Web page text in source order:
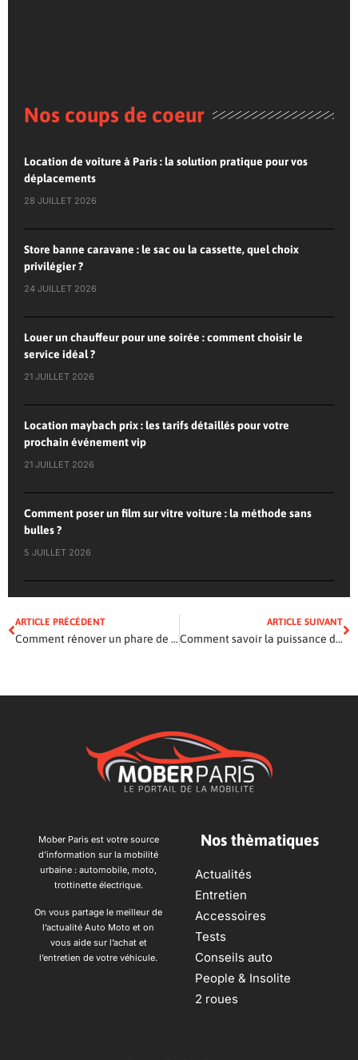
Nos coups de coeur
Location de voiture à Paris : la solution pratique pour vos
déplacements
28 JUILLET 2026
Store banne caravane : le sac ou la cassette, quel choix
privilégier ?
24 JUILLET 2026
Louer un chauffeur pour une soirée : comment choisir le
service idéal ?
21 JUILLET 2026
Location maybach prix : les tarifs détaillés pour votre
prochain événement vip
21 JUILLET 2026
Comment poser un film sur vitre voiture : la méthode sans
bulles ?
5 JUILLET 2026
ARTICLE PRÉCÉDENT
Comment rénover un phare de voiture : la solution pour faire des économies ?
ARTICLE SUIVANT
Comment savoir la puissance de ma voiture : les méthodes fiables ?
Mober Paris est votre source
d’information sur la mobilité
urbaine : automobile, moto,
trottinette électrique.
On vous partage le meilleur de
l’actualité Auto Moto et on
vous aide sur l’achat et
l’entretien de votre véhicule.
Nos thèmatiques
Actualités
Entretien
Accessoires
Tests
Conseils auto
People & Insolite
2 roues